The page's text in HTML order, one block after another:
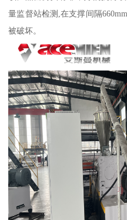
量监督站检测,在支撑间隔
被破坏。